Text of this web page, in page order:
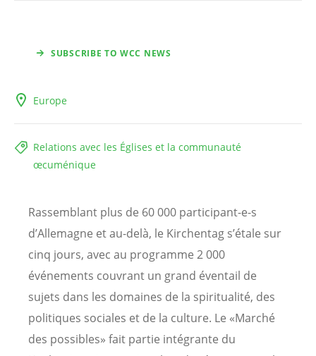
SUBSCRIBE TO WCC NEWS
Europe
Relations avec les Églises et la communauté
œcuménique
Rassemblant plus de 60 000 participant-e-s
d’Allemagne et au-delà, le Kirchentag s’étale sur
cinq jours, avec au programme 2 000
événements couvrant un grand éventail de
sujets dans les domaines de la spiritualité, des
politiques sociales et de la culture. Le «Marché
des possibles» fait partie intégrante du